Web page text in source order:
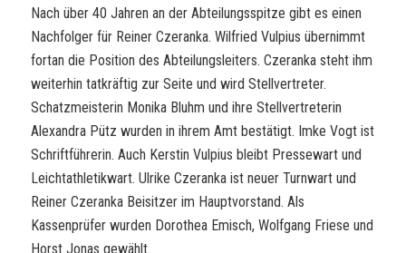
Nach über 40 Jahren an der Abteilungsspitze gibt es einen
Nachfolger für Reiner Czeranka. Wilfried Vulpius übernimmt
fortan die Position des Abteilungsleiters. Czeranka steht ihm
weiterhin tatkräftig zur Seite und wird Stellvertreter.
Schatzmeisterin Monika Bluhm und ihre Stellvertreterin
Alexandra Pütz wurden in ihrem Amt bestätigt. Imke Vogt ist
Schriftführerin. Auch Kerstin Vulpius bleibt Pressewart und
Leichtathletikwart. Ulrike Czeranka ist neuer Turnwart und
Reiner Czeranka Beisitzer im Hauptvorstand. Als
Kassenprüfer wurden Dorothea Emisch, Wolfgang Friese und
Horst Jonas gewählt.